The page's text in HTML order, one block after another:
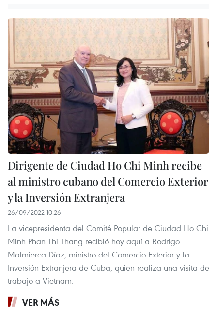
Dirigente de Ciudad Ho Chi Minh recibe
al ministro cubano del Comercio Exterior
y la Inversión Extranjera
26/09/2022 10:26
La vicepresidenta del Comité Popular de Ciudad Ho Chi
Minh Phan Thi Thang recibió hoy aquí a Rodrigo
Malmierca Díaz, ministro del Comercio Exterior y la
Inversión Extranjera de Cuba, quien realiza una visita de
trabajo a Vietnam.
VER MÁS